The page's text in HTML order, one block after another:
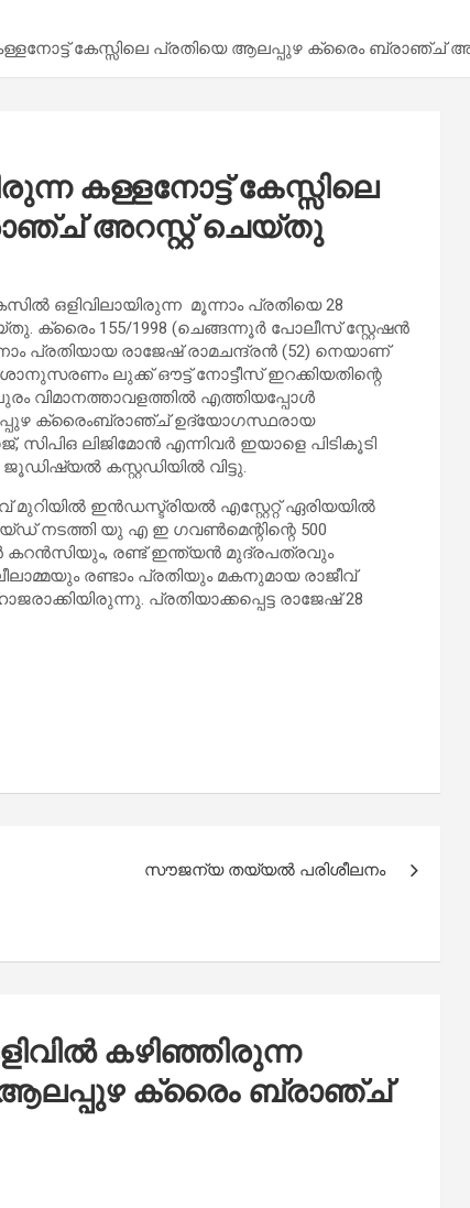
കള്ളനോട്ട് കേസ്സിലെ പ്രതിയെ ആലപ്പുഴ ക്രൈം ബ്രാഞ്ച്
കള്ളനോട്ട് കേസ്സിലെ
അറസ്റ്റ് ചെയ്തു
ഒളിവിലായിരുന്ന മൂന്നാം പ്രതിയെ 28
155/1998 (ചെങ്ങന്നൂർ പോലീസ് സ്റ്റേഷൻ
പ്രതിയായ രാജേഷ് രാമചന്ദ്രൻ (52) നെയാണ്
ലുക്ക് ഔട്ട് നോട്ടീസ് ഇറക്കിയതിന്റെ
വിമാനത്താവളത്തിൽ എത്തിയപ്പോൾ
ക്രൈംബ്രാഞ്ച് ഉദ്യോഗസ്ഥരായ
ലിജിമോൻ എന്നിവർ ഇയാളെ പിടികൂടി
കസ്റ്റഡിയിൽ വിട്ടു.
മുറിയിൽ ഇൻഡസ്ട്രിയൽ എസ്റ്റേറ്റ് ഏരിയയിൽ
നടത്തി യു എ ഇ ഗവൺമെന്റിന്റെ 500
കറൻസിയും, രണ്ട് ഇന്ത്യൻ മുദ്രപത്രവും
രണ്ടാം പ്രതിയും മകനുമായ രാജീവ്
പ്രതിയാക്കപ്പെട്ട രാജേഷ് 28
സൗജന്യ തയ്യൽ പരിശീലനം
കഴിഞ്ഞിരുന്ന
ആലപ്പുഴ ക്രൈം ബ്രാഞ്ച്